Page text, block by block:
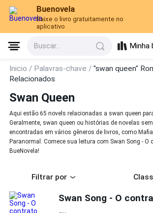
Buenovela
Baixe o livro gratuitamente no
aplicativo
Buscar... Minha
Inicio / Palavras-chave /"swan queen"
Relacionados
Swan Queen
Aqui estão 65 novels relacionadas a swan queen
Geralmente, swan queen ou histórias de novelas
encontradas em vários gêneros de livros, como
Paranormal. Comece sua leitura com Swan Song -
BueNovela!
Filtrar por
Swan Song - O